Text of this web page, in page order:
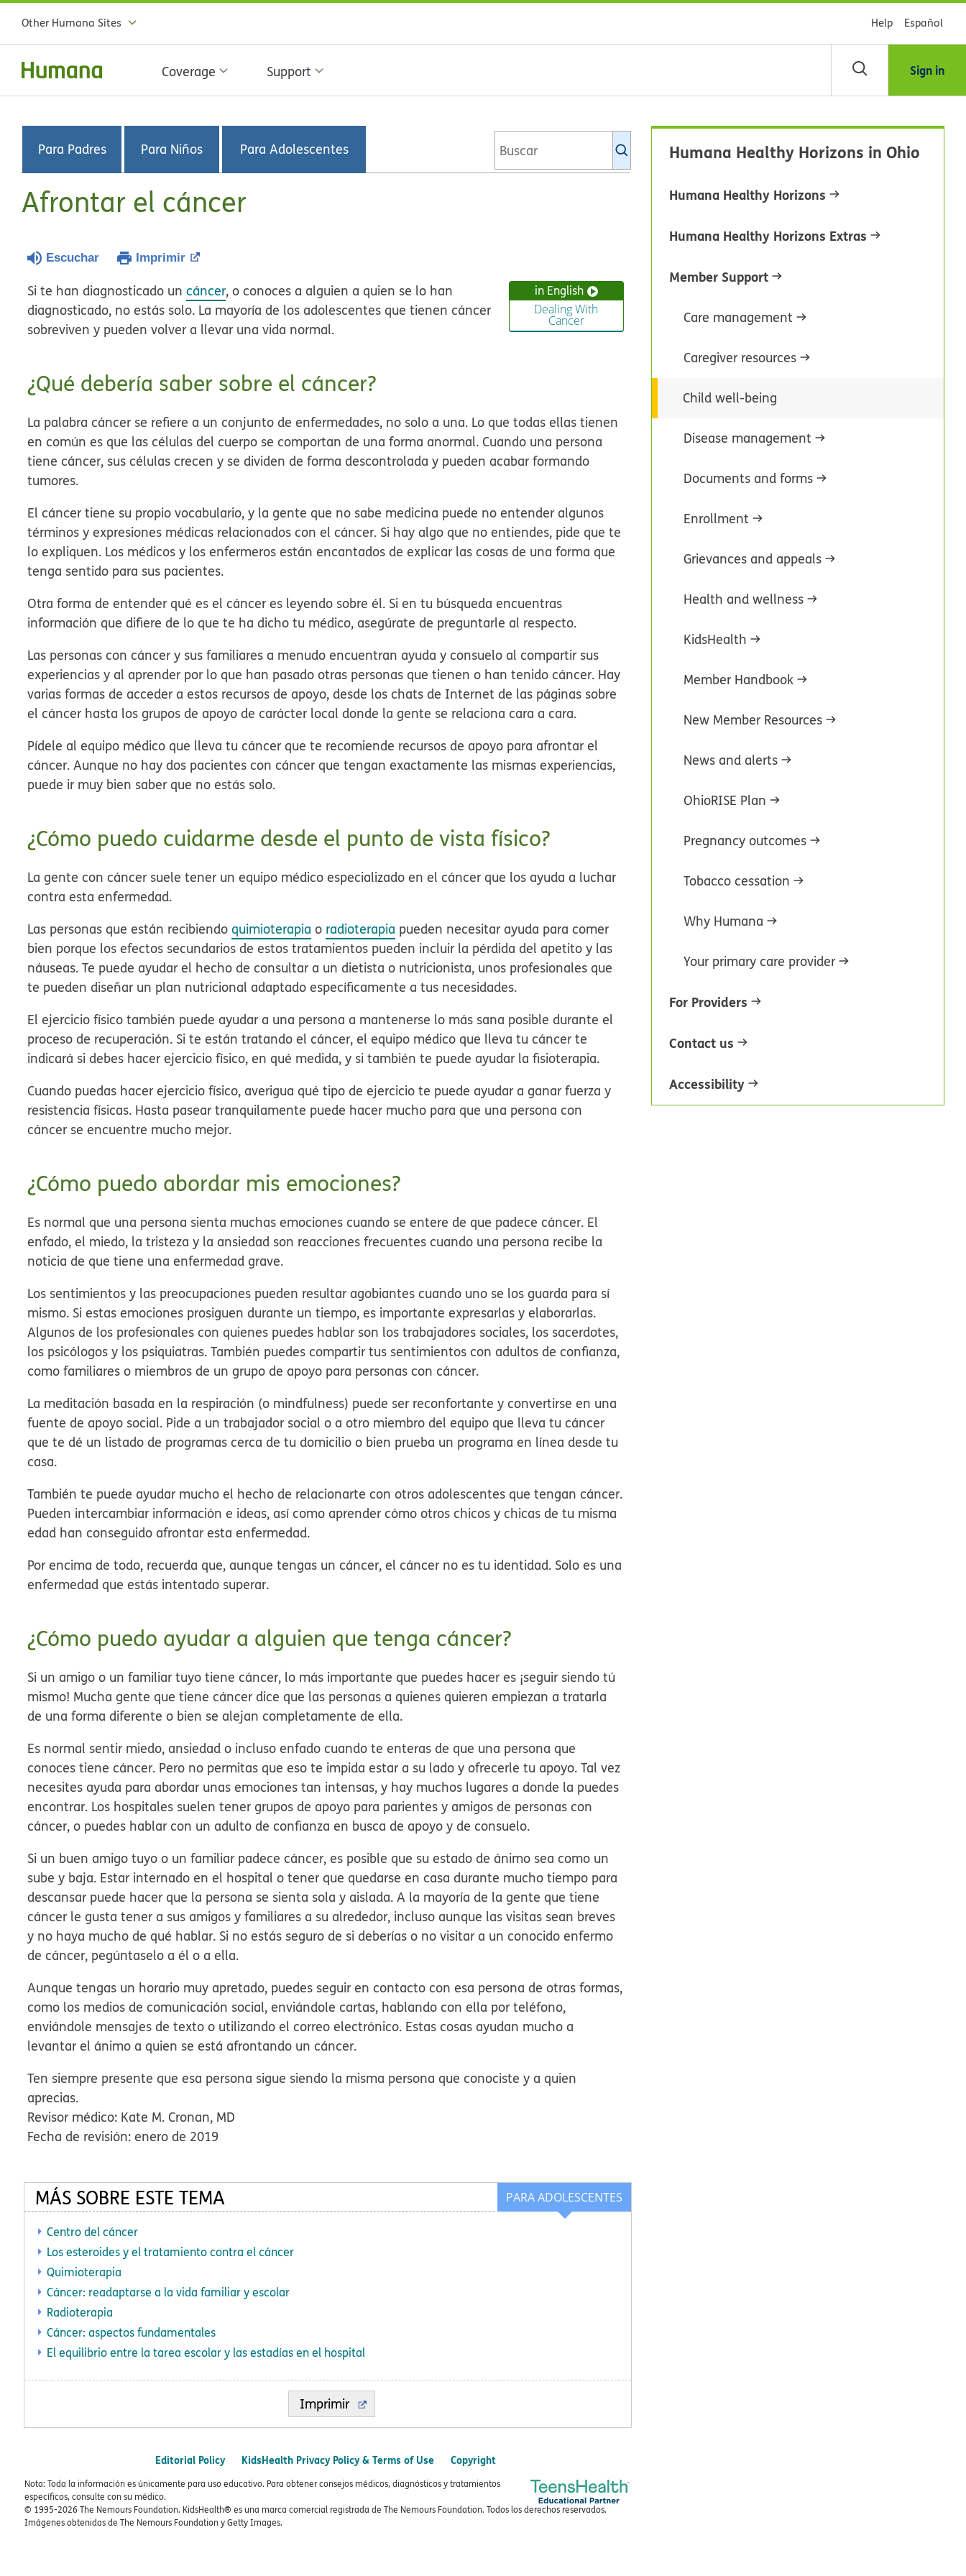
Other Humana Sites Help Español
Coverage Support Sign in
Para Padres Para Niños Para Adolescentes
biblioteca
Afrontar el cáncer
Escuchar Imprimir
in English
Dealing With
Cancer
Si te han diagnosticado uncáncer, o conoces a alguien a quien se lo han
diagnosticado, no estás solo. La mayoría de los adolescentes que tienen cáncer
sobreviven y pueden volver a llevar una vida normal.
¿Qué debería saber sobre el cáncer?
La palabra cáncer se refiere a un conjunto de enfermedades, no solo a una. Lo que todas ellas tienen
en común es que las células del cuerpo se comportan de una forma anormal. Cuando una persona
tiene cáncer, sus células crecen y se dividen de forma descontrolada y pueden acabar formando
tumores.
El cáncer tiene su propio vocabulario, y la gente que no sabe medicina puede no entender algunos
términos y expresiones médicas relacionados con el cáncer. Si hay algo que no entiendes, pide que te
lo expliquen. Los médicos y los enfermeros están encantados de explicar las cosas de una forma que
tenga sentido para sus pacientes.
Otra forma de entender qué es el cáncer es leyendo sobre él. Si en tu búsqueda encuentras
información que difiere de lo que te ha dicho tu médico, asegúrate de preguntarle al respecto.
Las personas con cáncer y sus familiares a menudo encuentran ayuda y consuelo al compartir sus
experiencias y al aprender por lo que han pasado otras personas que tienen o han tenido cáncer. Hay
varias formas de acceder a estos recursos de apoyo, desde los chats de Internet de las páginas sobre
el cáncer hasta los grupos de apoyo de carácter local donde la gente se relaciona cara a cara.
Pídele al equipo médico que lleva tu cáncer que te recomiende recursos de apoyo para afrontar el
cáncer. Aunque no hay dos pacientes con cáncer que tengan exactamente las mismas experiencias,
puede ir muy bien saber que no estás solo.
¿Cómo puedo cuidarme desde el punto de vista físico?
La gente con cáncer suele tener un equipo médico especializado en el cáncer que los ayuda a luchar
contra esta enfermedad.
Las personas que están recibiendoquimioterapia o radioterapia pueden necesitar ayuda para comer
bien porque los efectos secundarios de estos tratamientos pueden incluir la pérdida del apetito y las
náuseas. Te puede ayudar el hecho de consultar a un dietista o nutricionista, unos profesionales que
te pueden diseñar un plan nutricional adaptado específicamente a tus necesidades.
El ejercicio físico también puede ayudar a una persona a mantenerse lo más sana posible durante el
proceso de recuperación. Si te están tratando el cáncer, el equipo médico que lleva tu cáncer te
indicará si debes hacer ejercicio físico, en qué medida, y si también te puede ayudar la fisioterapia.
Cuando puedas hacer ejercicio físico, averigua qué tipo de ejercicio te puede ayudar a ganar fuerza y
resistencia físicas. Hasta pasear tranquilamente puede hacer mucho para que una persona con
cáncer se encuentre mucho mejor.
¿Cómo puedo abordar mis emociones?
Es normal que una persona sienta muchas emociones cuando se entere de que padece cáncer. El
enfado, el miedo, la tristeza y la ansiedad son reacciones frecuentes cuando una persona recibe la
noticia de que tiene una enfermedad grave.
Los sentimientos y las preocupaciones pueden resultar agobiantes cuando uno se los guarda para sí
mismo. Si estas emociones prosiguen durante un tiempo, es importante expresarlas y elaborarlas.
Algunos de los profesionales con quienes puedes hablar son los trabajadores sociales, los sacerdotes,
los psicólogos y los psiquiatras. También puedes compartir tus sentimientos con adultos de confianza,
como familiares o miembros de un grupo de apoyo para personas con cáncer.
La meditación basada en la respiración (o mindfulness) puede ser reconfortante y convertirse en una
fuente de apoyo social. Pide a un trabajador social o a otro miembro del equipo que lleva tu cáncer
que te dé un listado de programas cerca de tu domicilio o bien prueba un programa en línea desde tu
casa.
También te puede ayudar mucho el hecho de relacionarte con otros adolescentes que tengan cáncer.
Pueden intercambiar información e ideas, así como aprender cómo otros chicos y chicas de tu misma
edad han conseguido afrontar esta enfermedad.
Por encima de todo, recuerda que, aunque tengas un cáncer, el cáncer no es tu identidad. Solo es una
enfermedad que estás intentado superar.
¿Cómo puedo ayudar a alguien que tenga cáncer?
Si un amigo o un familiar tuyo tiene cáncer, lo más importante que puedes hacer es ¡seguir siendo tú
mismo! Mucha gente que tiene cáncer dice que las personas a quienes quieren empiezan a tratarla
de una forma diferente o bien se alejan completamente de ella.
Es normal sentir miedo, ansiedad o incluso enfado cuando te enteras de que una persona que
conoces tiene cáncer. Pero no permitas que eso te impida estar a su lado y ofrecerle tu apoyo. Tal vez
necesites ayuda para abordar unas emociones tan intensas, y hay muchos lugares a donde la puedes
encontrar. Los hospitales suelen tener grupos de apoyo para parientes y amigos de personas con
cáncer, o puedes hablar con un adulto de confianza en busca de apoyo y de consuelo.
Si un buen amigo tuyo o un familiar padece cáncer, es posible que su estado de ánimo sea como un
sube y baja. Estar internado en el hospital o tener que quedarse en casa durante mucho tiempo para
descansar puede hacer que la persona se sienta sola y aislada. A la mayoría de la gente que tiene
cáncer le gusta tener a sus amigos y familiares a su alrededor, incluso aunque las visitas sean breves
y no haya mucho de qué hablar. Si no estás seguro de si deberías o no visitar a un conocido enfermo
de cáncer, pegúntaselo a él o a ella.
Aunque tengas un horario muy apretado, puedes seguir en contacto con esa persona de otras formas,
como los medios de comunicación social, enviándole cartas, hablando con ella por teléfono,
enviándole mensajes de texto o utilizando el correo electrónico. Estas cosas ayudan mucho a
levantar el ánimo a quien se está afrontando un cáncer.
Ten siempre presente que esa persona sigue siendo la misma persona que conociste y a quien
aprecias.
Revisor médico: Kate M. Cronan, MD
Fecha de revisión: enero de 2019
PARA ADOLESCENTES
MÁS SOBRE ESTE TEMA
Centro del cáncer
Los esteroides y el tratamiento contra el cáncer
Quimioterapia
Cáncer: readaptarse a la vida familiar y escolar
Radioterapia
Cáncer: aspectos fundamentales
El equilibrio entre la tarea escolar y las estadías en el hospital
Imprimir
Editorial Policy KidsHealth Privacy Policy & Terms of Use Copyright
Nota: Toda la información es únicamente para uso educativo. Para obtener consejos médicos, diagnósticos y tratamientos
específicos, consulte con su médico.
© 1995-2026 The Nemours Foundation. KidsHealth® es una marca comercial registrada de The Nemours Foundation. Todos los derechos reservados.
Imágenes obtenidas de The Nemours Foundation y Getty Images.
Humana Healthy Horizons in Ohio
Humana Healthy Horizons
Humana Healthy Horizons Extras
Member Support
Care management
Caregiver resources
Child well-being
Disease management
Documents and forms
Enrollment
Grievances and appeals
Health and wellness
KidsHealth
Member Handbook
New Member Resources
News and alerts
OhioRISE Plan
Pregnancy outcomes
Tobacco cessation
Why Humana
Your primary care provider
For Providers
Contact us
Accessibility